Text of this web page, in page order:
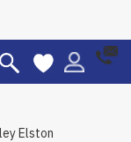
Elston